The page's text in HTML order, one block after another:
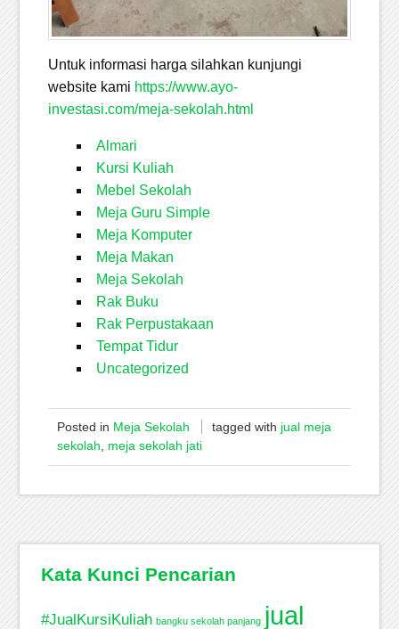
Untuk informasi harga silahkan kunjungi
website kami https://www.ayo-
investasi.com/meja-sekolah.html
Almari
Kursi Kuliah
Mebel Sekolah
Meja Guru Simple
Meja Komputer
Meja Makan
Meja Sekolah
Rak Buku
Rak Perpustakaan
Tempat Tidur
Uncategorized
Posted in Meja Sekolah tagged with jual meja
sekolah, meja sekolah jati
Kata Kunci Pencarian
#JualKursiKuliah bangku sekolah panjang jual